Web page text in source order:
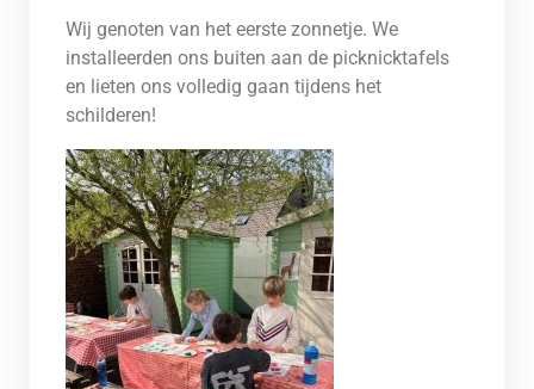
Wij genoten van het eerste zonnetje. We
installeerden ons buiten aan de picknicktafels
en lieten ons volledig gaan tijdens het
schilderen!